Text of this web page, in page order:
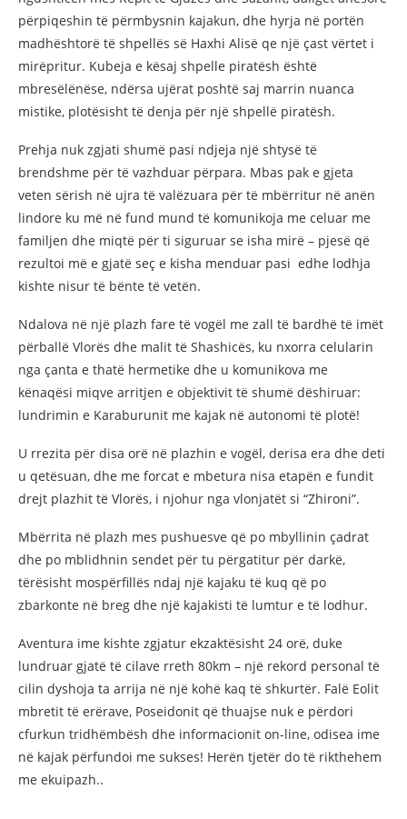
përpiqeshin të përmbysnin kajakun, dhe hyrja në portën
madhështorë të shpellës së Haxhi Alisë qe një çast vërtet i
mirëpritur. Kubeja e kësaj shpelle piratësh është
mbresëlënëse, ndërsa ujërat poshtë saj marrin nuanca
mistike, plotësisht të denja për një shpellë piratësh.
Prehja nuk zgjati shumë pasi ndjeja një shtysë të
brendshme për të vazhduar përpara. Mbas pak e gjeta
veten sërish në ujra të valëzuara për të mbërritur në anën
lindore ku më në fund mund të komunikoja me celuar me
familjen dhe miqtë për ti siguruar se isha mirë – pjesë që
rezultoi më e gjatë seç e kisha menduar pasi edhe lodhja
kishte nisur të bënte të vetën.
Ndalova në një plazh fare të vogël me zall të bardhë të imët
përballë Vlorës dhe malit të Shashicës, ku nxorra celularin
nga çanta e thatë hermetike dhe u komunikova me
kënaqësi miqve arritjen e objektivit të shumë dëshiruar:
lundrimin e Karaburunit me kajak në autonomi të plotë!
U rrezita për disa orë në plazhin e vogël, derisa era dhe deti
u qetësuan, dhe me forcat e mbetura nisa etapën e fundit
drejt plazhit të Vlorës, i njohur nga vlonjatët si “Zhironi”.
Mbërrita në plazh mes pushuesve që po mbyllinin çadrat
dhe po mblidhnin sendet për tu përgatitur për darkë,
tërësisht mospërfillës ndaj një kajaku të kuq që po
zbarkonte në breg dhe një kajakisti të lumtur e të lodhur.
Aventura ime kishte zgjatur ekzaktësisht 24 orë, duke
lundruar gjatë të cilave rreth 80km – një rekord personal të
cilin dyshoja ta arrija në një kohë kaq të shkurtër. Falë Eolit
mbretit të erërave, Poseidonit që thuajse nuk e përdori
cfurkun tridhëmbësh dhe informacionit on-line, odisea ime
në kajak përfundoi me sukses! Herën tjetër do të rikthehem
me ekuipazh..